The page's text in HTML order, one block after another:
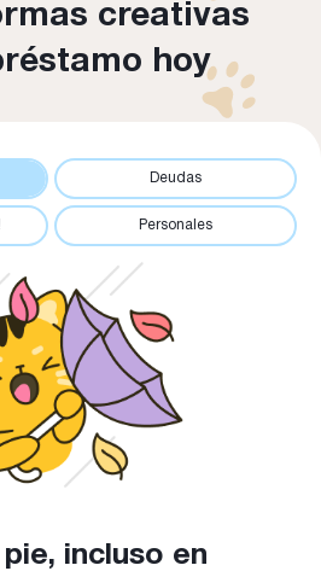
creativas
hoy
Deudas
Personales
incluso en